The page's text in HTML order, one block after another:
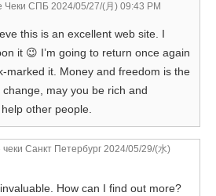
Чеки СПБ 2024/05/27/(月) 09:43 PM
this is an excellent web site. I
it 😉 I’m going to return once again
marked it. Money and freedom is the
change, may you be rich and
other people.
чеки Санкт Петербург 2024/05/29/(水)
How can I find out more?